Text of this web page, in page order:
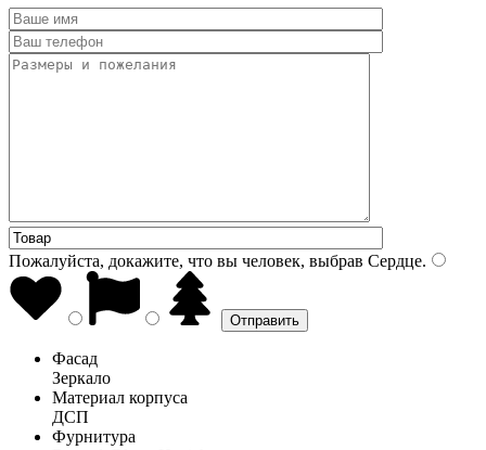
Пожалуйста, докажите, что вы человек, выбрав Сердце.
Фасад
Зеркало
Материал корпуса
ДСП
Фурнитура